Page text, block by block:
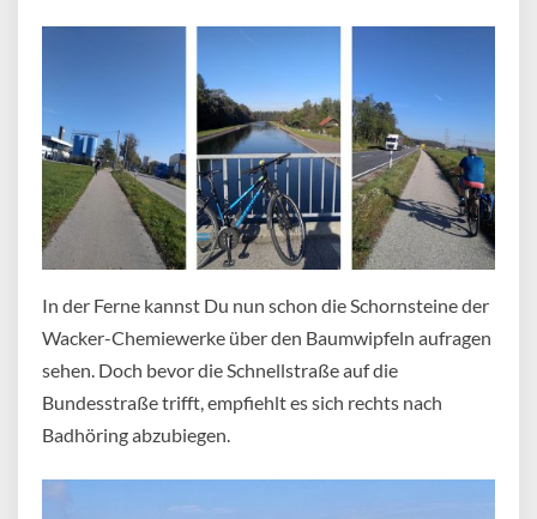
In der Ferne kannst Du nun schon die Schornsteine der
Wacker-Chemiewerke über den Baumwipfeln aufragen
sehen. Doch bevor die Schnellstraße auf die
Bundesstraße trifft, empfiehlt es sich rechts nach
Badhöring abzubiegen.